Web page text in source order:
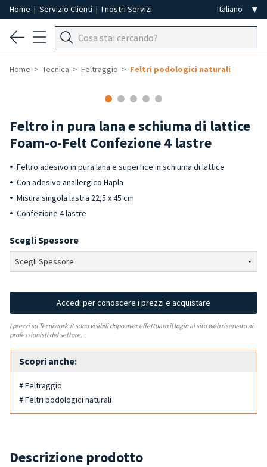
Home | Servizio Clienti | I nostri Servizi
Home Tecnica Feltraggio Feltri podologici naturali
Feltro in pura lana e schiuma di lattice
Foam-o-Felt Confezione 4 lastre
Feltro adesivo in pura lana e superfice in schiuma di lattice
Con adesivo anallergico Hapla
Misura singola lastra 22,5 x 45 cm
Confezione 4 lastre
Scegli Spessore
Accedi per conoscere i prezzi e acquistare
I prezzi su Tecniwork.it sono visibili dopo aver effettuato il login al sito web riservato ai
professionisti del settore.
Scopri anche:
# Feltraggio
# Feltri podologici naturali
Descrizione prodotto